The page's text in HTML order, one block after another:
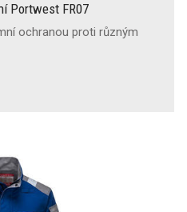
Portwest FR07
ochranou proti různým